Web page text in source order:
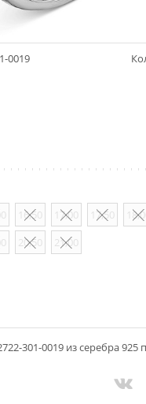
0019
16,50 17,00 17,50
20,50 21,00
301-0019 из серебра 925